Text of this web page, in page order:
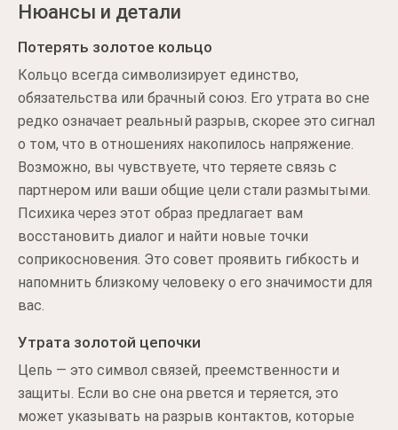
Нюансы и детали
Потерять золотое кольцо
Кольцо всегда символизирует единство,
обязательства или брачный союз. Его утрата во сне
редко означает реальный разрыв, скорее это сигнал
о том, что в отношениях накопилось напряжение.
Возможно, вы чувствуете, что теряете связь с
партнером или ваши общие цели стали размытыми.
Психика через этот образ предлагает вам
восстановить диалог и найти новые точки
соприкосновения. Это совет проявить гибкость и
напомнить близкому человеку о его значимости для
вас.
Утрата золотой цепочки
Цепь — это символ связей, преемственности и
защиты. Если во сне она рвется и теряется, это
может указывать на разрыв контактов, которые